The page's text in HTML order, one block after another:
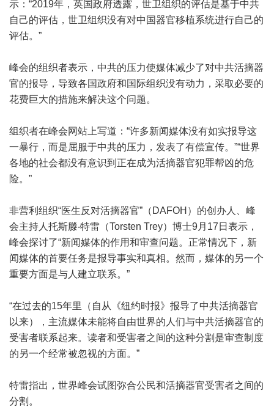
示：“2019年，英国政府透露，世卫组织的评估是基于中共
自己的评估，世卫组织没有对中国器官移植系统进行自己的
评估。”
峰会的组织者表示，中共的压力使媒体减少了对中共活摘器
官的报导，导致各国政府和国际组织没有动力，采取必要的
花费巨大的措施来解决这个问题。
组织者在峰会网站上写道：“许多新闻媒体没有如实报导这
一暴行，而是屈服于中共的压力，发表了有偿宣传。”“世界
各地的社会都没有意识到正在成为活摘器官犯罪帮凶的危
险。”
非营利组织“医生反对活摘器官”（DAFOH）的创办人、峰
会主持人托斯滕‧特雷（Torsten Trey）博士9月17日表示，
峰会探讨了“新闻媒体的作用和审查问题。正常情况下，新
闻媒体的首要任务是报导事实和真相。然而，媒体的另一个
重要方面是与人建立联系。”
“在过去的15年里（自从《纽约时报》报导了中共活摘器官
以来），主流媒体未能将自由世界的人们与中共活摘器官的
受害者联系起来。读者和受害者之间的这种分割是审查制度
的另一个经常被忽视的方面。”
特雷指出，世界峰会试图弥合公民和活摘器官受害者之间的
分割。